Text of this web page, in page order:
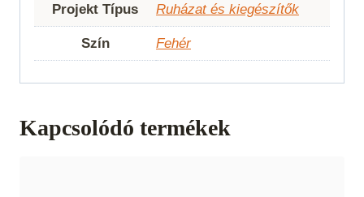
Projekt Típus Ruházat és kiegészítők
Szín Fehér
Kapcsolódó termékek